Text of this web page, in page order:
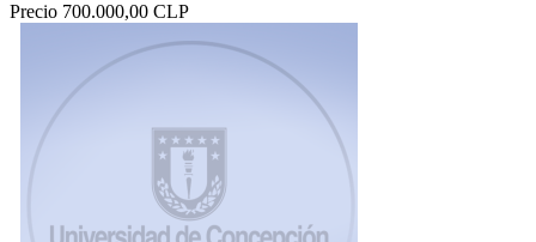
Precio 700.000,00 CLP